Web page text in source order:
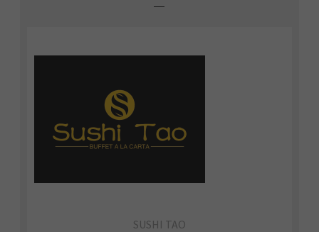
SUSHI TAO